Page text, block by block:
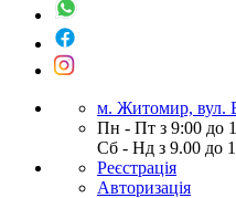
м. Житомир, вул.
Пн - Пт з 9:00 до
Сб - Нд з 9.00 до
Реєстрація
Авторизація